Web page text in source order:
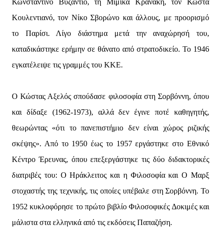
Κωνσταντίνο Βυζάντιο, τη Μιμίκα Κρανάκη, τον Κώστα
Κουλεντιανό, τον Νίκο Σβορώνο και άλλους, με προορισμό
το Παρίσι. Λίγο διάστημα μετά την αναχώρησή του,
καταδικάστηκε ερήμην σε θάνατο από στρατοδικείο. Το 1946
εγκατέλειψε τις γραμμές του KKE.
Ο Κώστας Αξελός σπούδασε φιλοσοφία στη Σορβόννη, όπου
και δίδαξε (1962-1973), αλλά δεν έγινε ποτέ καθηγητής,
θεωρώντας «ότι το πανεπιστήμιο δεν είναι χώρος ριζικής
σκέψης». Από το 1950 έως το 1957 εργάστηκε στο Εθνικό
Κέντρο Έρευνας, όπου επεξεργάστηκε τις δύο διδακτορικές
διατριβές του: Ο Ηράκλειτος και η Φιλοσοφία και Ο Μαρξ
στοχαστής της τεχνικής, τις οποίες υπέβαλε στη Σορβόννη. Το
1952 κυκλοφόρησε το πρώτο βιβλίο Φιλοσοφικές Δοκιμές και
μάλιστα στα ελληνικά από τις εκδόσεις Παπαζήση.